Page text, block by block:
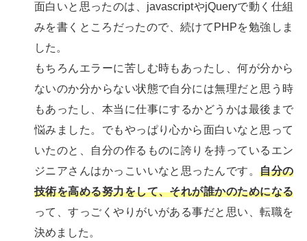
面白いと思ったのは、javascriptやjQueryで動く仕組
みを書くところだったので、続けてPHPを勉強しま
した。
もちろんエラーに苦しむ時もあったし、何が分から
ないのか分からない状態で自分には無理だと思う時
もあったし、本当に仕事にするかどうかは最後まで
悩みました。でもやっぱり心から面白いなと思って
いたのと、自分の作るものに誇りを持っているエン
ジニアさんはかっこいいなと思ったんです。自分の
技術を高める努力をして、それが誰かのためになる
って、すっごくやりがいがある事だと思い、転職を
決めました。